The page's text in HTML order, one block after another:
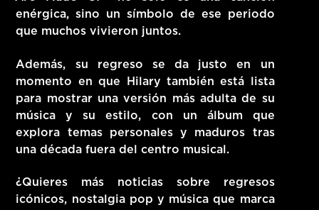
enérgica, sino un símbolo de ese periodo
que muchos vivieron juntos.
Además, su regreso se da justo en un
momento en que Hilary también está lista
para mostrar una versión más adulta de su
música y su estilo, con un álbum que
explora temas personales y maduros tras
una década fuera del centro musical.
¿Quieres más noticias sobre regresos
icónicos, nostalgia pop y música que marca